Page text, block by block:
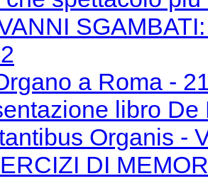
a Roma -
libro De
Organis -
DI